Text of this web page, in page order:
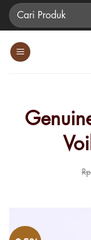
SkipPencarian
untuk:
Rp